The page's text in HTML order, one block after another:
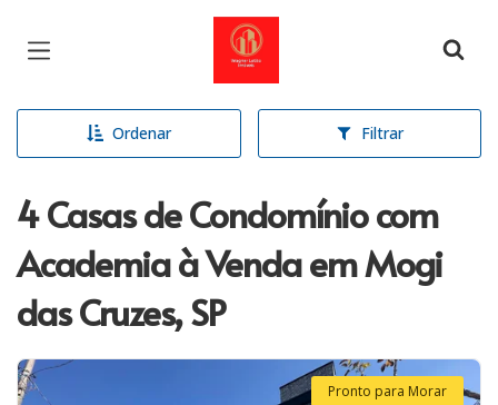
Página inicial
Ordenar Filtrar
4 Casas de Condomínio com
Academia à Venda em Mogi
das Cruzes, SP
Pronto para Morar